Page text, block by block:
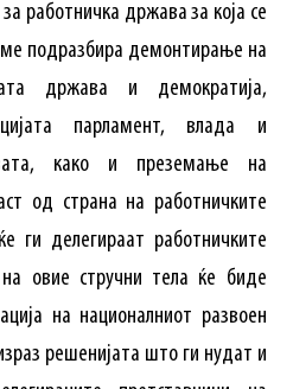
работничка држава за која се
подразбира демонтирање на
држава и демократија,
парламент, влада и
како и преземање на
од страна на работничките
ги делегираат работничките
на овие стручни тела ќе биде
на националниот развоен
решенијата што ги нудат и